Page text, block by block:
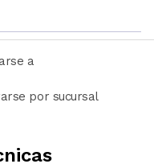
a
por sucursal